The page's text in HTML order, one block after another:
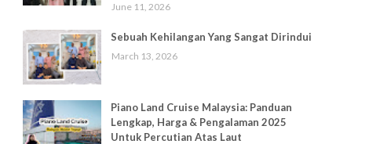
June 11, 2026
Sebuah Kehilangan Yang Sangat Dirindui
March 13, 2026
Piano Land Cruise Malaysia: Panduan
Lengkap, Harga & Pengalaman 2025
Untuk Percutian Atas Laut